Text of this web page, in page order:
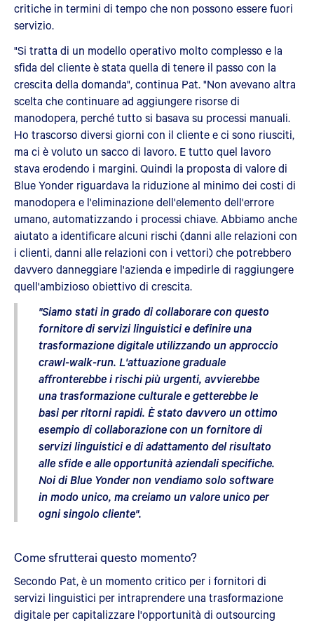
critiche in termini di tempo che non possono essere fuori
servizio.
"Si tratta di un modello operativo molto complesso e la
sfida del cliente è stata quella di tenere il passo con la
crescita della domanda", continua Pat. "Non avevano altra
scelta che continuare ad aggiungere risorse di
manodopera, perché tutto si basava su processi manuali.
Ho trascorso diversi giorni con il cliente e ci sono riusciti,
ma ci è voluto un sacco di lavoro. E tutto quel lavoro
stava erodendo i margini. Quindi la proposta di valore di
Blue Yonder riguardava la riduzione al minimo dei costi di
manodopera e l'eliminazione dell'elemento dell'errore
umano, automatizzando i processi chiave. Abbiamo anche
aiutato a identificare alcuni rischi (danni alle relazioni con
i clienti, danni alle relazioni con i vettori) che potrebbero
davvero danneggiare l'azienda e impedirle di raggiungere
quell'ambizioso obiettivo di crescita.
"Siamo stati in grado di collaborare con questo
fornitore di servizi linguistici e definire una
trasformazione digitale utilizzando un approccio
crawl-walk-run. L'attuazione graduale
affronterebbe i rischi più urgenti, avvierebbe
una trasformazione culturale e getterebbe le
basi per ritorni rapidi. È stato davvero un ottimo
esempio di collaborazione con un fornitore di
servizi linguistici e di adattamento del risultato
alle sfide e alle opportunità aziendali specifiche.
Noi di Blue Yonder non vendiamo solo software
in modo unico, ma creiamo un valore unico per
ogni singolo cliente".
Come sfrutterai questo momento?
Secondo Pat, è un momento critico per i fornitori di
servizi linguistici per intraprendere una trasformazione
digitale per capitalizzare l'opportunità di outsourcing